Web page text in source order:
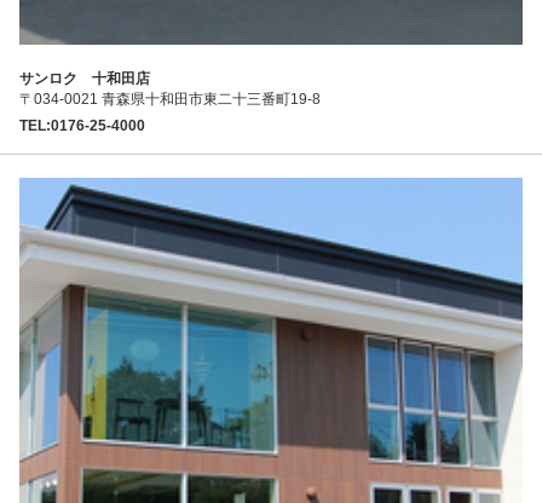
サンロク 十和田店
〒034-0021 青森県十和田市東二十三番町19-8
TEL:0176-25-4000